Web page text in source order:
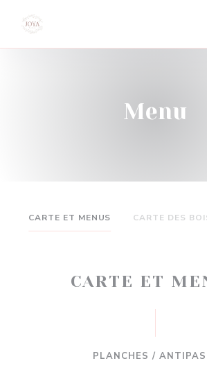
Menu
CARTE ET MENUS CARTE DES
CARTE ET
PLANCHES /